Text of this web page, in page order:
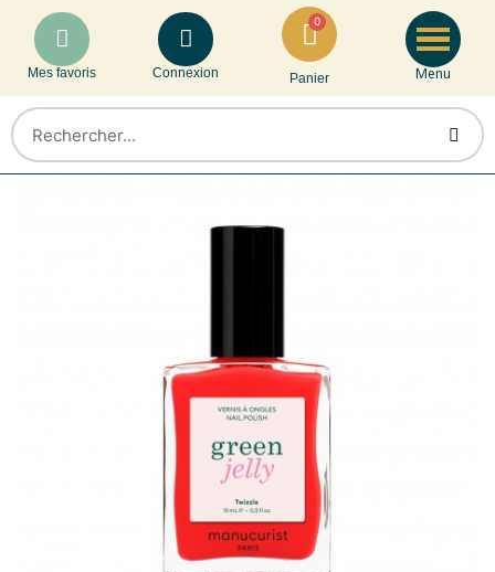
Mes favoris Connexion Panier Menu